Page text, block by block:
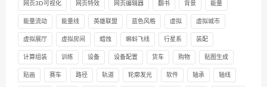
网页3D可视化 网页特效 网页编辑器 翻书 背景 能量
能量流动 能量线 英雄联盟 蓝色风格 虚拟 虚拟城市
虚拟展厅 虚拟房间 蜡烛 蝌蚪飞线 行星系 装配
计算组装 训练 设备 设备配置 货车 购物 贴图生成
贴画 赛车 路径 轨道 轮廓发光 软件 轴承 轴线